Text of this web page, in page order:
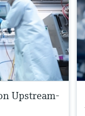
Upstream-